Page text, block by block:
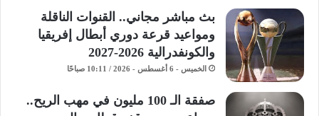
بث مباشر مجاني.. القنوات الناقلة
ومواعيد قرعة دوري أبطال إفريقيا
والكونفدرالية 2026-2027
الخميس - 6 أغسطس - 2026 / 10:11 صباحًا
صفقة الـ 100 مليون في مهب الريح..